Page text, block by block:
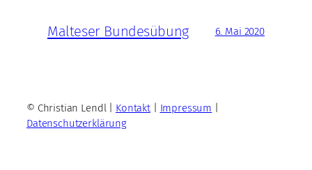
Malteser Bundesübung 6. Mai 2020
© Christian Lendl | Kontakt| Impressum
Datenschutzerklärung